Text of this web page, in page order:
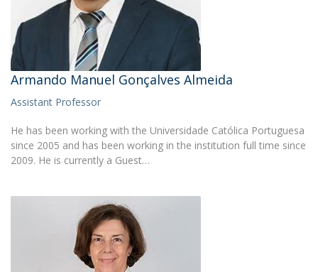
Armando Manuel Gonçalves Almeida
Assistant Professor
He has been working with the Universidade Católica Portuguesa
since 2005 and has been working in the institution full time since
2009. He is currently a Guest…